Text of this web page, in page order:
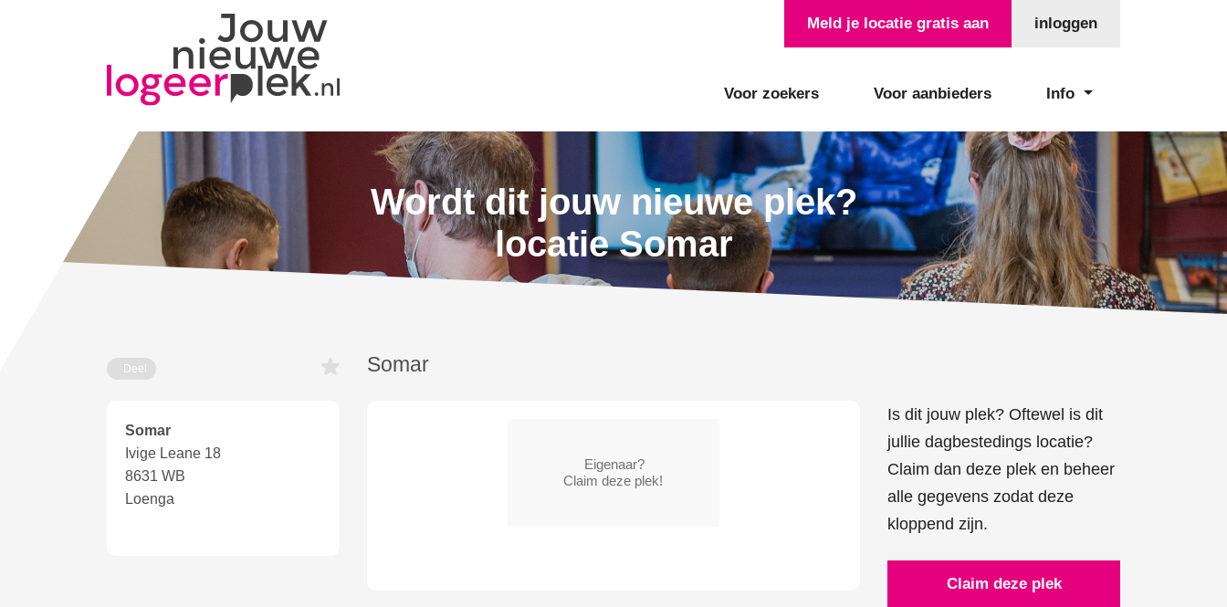
inloggen
Meld je locatie gratis aan
Voor zoekers Voor aanbieders Info
Wordt dit jouw nieuwe plek?
locatie Somar
Deel Somar
Somar
Ivige Leane 18
8631 WB
Loenga
Is dit jouw plek? Oftewel is dit
jullie dagbestedings locatie?
Claim dan deze plek en beheer
alle gegevens zodat deze
kloppend zijn.
Claim deze plek